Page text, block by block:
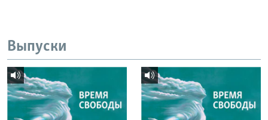
Выпуски